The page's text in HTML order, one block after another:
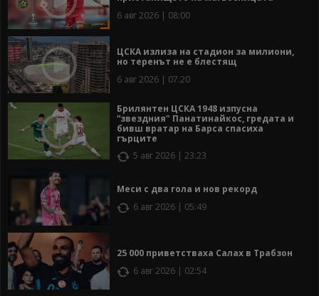
6 авг 2026 | 08:00
ЦСКА излиза на стадион за милиони,
но теренът не е блестящ
6 авг 2026 | 07:20
Брилянтен ЦСКА 1948 изпусна
“звездния" Панатинайкос, гредата и
бивш вратар на Барса спасиха
гърците
5 авг 2026 | 23:23
Меси с два гола и нов рекорд
6 авг 2026 | 05:49
25 000 приветстваха Салах в Трабзон
6 авг 2026 | 02:54